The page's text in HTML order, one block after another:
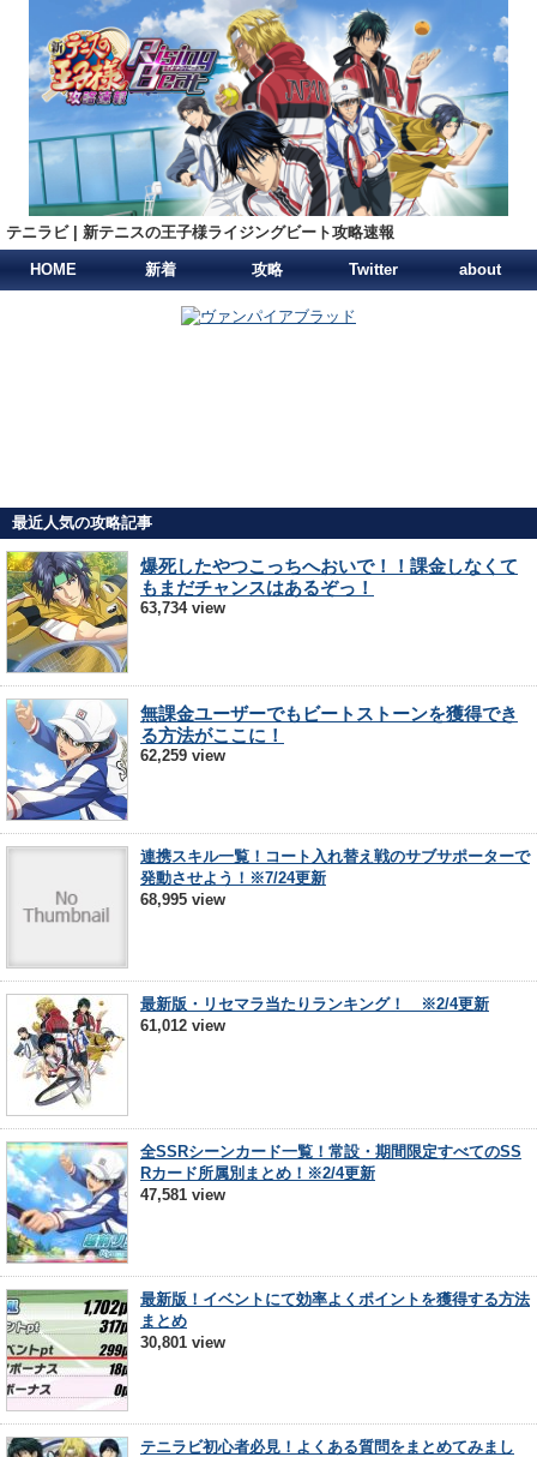
テニラビ | 新テニスの王子様ライジングビート攻略速報
HOME 新着 攻略 Twitter about
最近人気の攻略記事
爆死したやつこっちへおいで！！課金しなくて
もまだチャンスはあるぞっ！
63,734 view
無課金ユーザーでもビートストーンを獲得でき
る方法がここに！
62,259 view
連携スキル一覧！コート入れ替え戦のサブサポーターで
発動させよう！※7/24更新
68,995 view
最新版・リセマラ当たりランキング！ ※2/4更新
61,012 view
全SSRシーンカード一覧！常設・期間限定すべてのSS
Rカード所属別まとめ！※2/4更新
47,581 view
最新版！イベントにて効率よくポイントを獲得する方法
まとめ
30,801 view
テニラビ初心者必見！よくある質問をまとめてみまし